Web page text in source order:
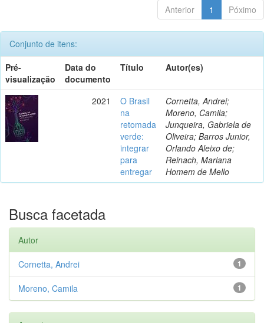
Anterior 1 Póximo
Conjunto de itens:
Pré-
visualização
Data do
documento
Título Autor(es)
2021
O Brasil
na
retomada
verde:
integrar
para
entregar
Cornetta, Andrei;
Moreno, Camila;
Junqueira, Gabriela de
Oliveira; Barros Junior,
Orlando Aleixo de;
Reinach, Mariana
Homem de Mello
Busca facetada
Autor
1
Cornetta, Andrei
1
Moreno, Camila